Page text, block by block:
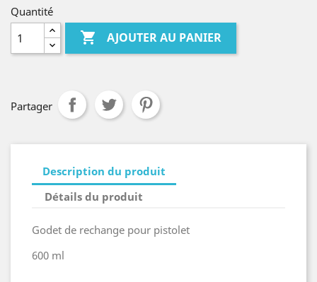
Quantité
 AJOUTER AU PANIER
Partager
Description du produit
Détails du produit
Godet de rechange pour pistolet
600 ml